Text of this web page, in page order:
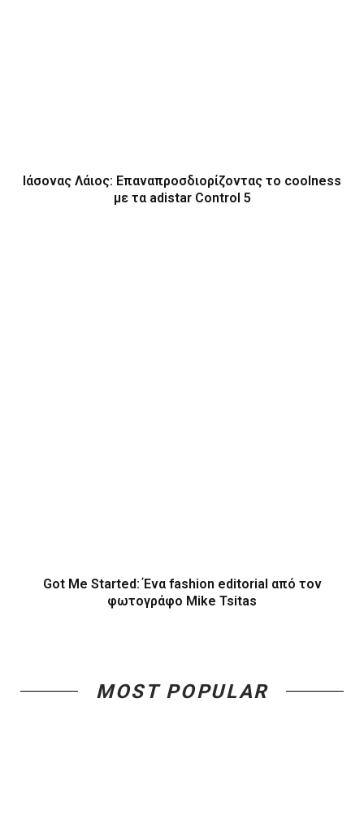
Ιάσονας Λάιος: Επαναπροσδιορίζοντας το coolness
με τα adistar Control 5
Got Me Started: Ένα fashion editorial από τον
φωτογράφο Mike Tsitas
MOST POPULAR